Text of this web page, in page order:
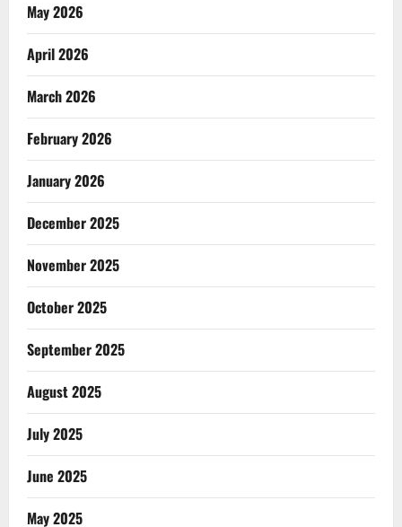
May 2026
April 2026
March 2026
February 2026
January 2026
December 2025
November 2025
October 2025
September 2025
August 2025
July 2025
June 2025
May 2025